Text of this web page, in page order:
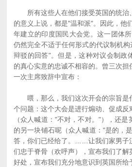
所有这些人在他们接受英国的统治
的意义上说，都是"温和派"。因此，他
年建立的印度国民大会党。这一团体
仍然完全不适于任何形式的代议制机
辩驳的回答"。但是，这种对议会制政
的真心实意的忠诚不相容的。曾三次
一次主席致辞中宣布：
喂，那么，我们这次开会的宗旨是
个问题：这个大会是进行煽动、促成
（众人喊道："不对，不对。"），还
的另一块铺石呢（众人喊道："是的，
答，你们已经给了。……让我们家男子
们忠于脊骨（欢呼声），宣布我们了解
好处，宣布我们充分地意识到英国所